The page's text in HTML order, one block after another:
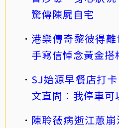
驚傳陳屍自宅
港樂傳奇黎彼得
手寫信悼念黃金搭
SJ始源早餐店打
文直問：我停車可
陳聆薇病逝江蕙